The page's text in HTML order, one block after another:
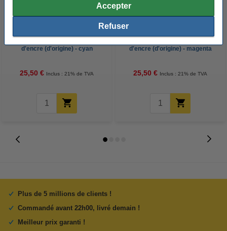
Accepter
Refuser
HP 953 (F6U12AE) cartouche
d'encre (d'origine) - cyan
25,50 € Inclus : 21% de TVA
HP 953 (F6U13AE) cartouche
d'encre (d'origine) - magenta
25,50 € Inclus : 21% de TVA
Plus de 5 millions de clients !
Commandé avant 22h00, livré demain !
Meilleur prix garanti !